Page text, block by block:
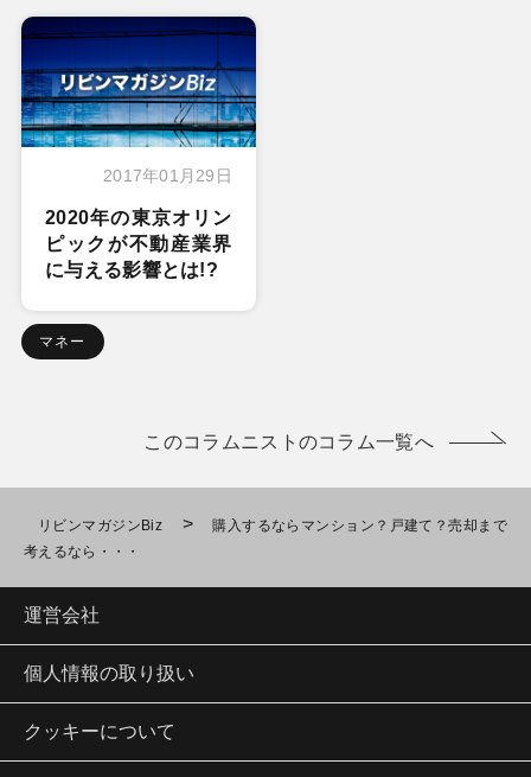
2017年01月29日
2020年の東京オリン
ピックが不動産業界
に与える影響とは!?
マネー
このコラムニストのコラム一覧へ
リビンマガジンBiz >
購入するならマンション？戸建て？売却まで
考えるなら・・・
運営会社
個人情報の取り扱い
クッキーについて